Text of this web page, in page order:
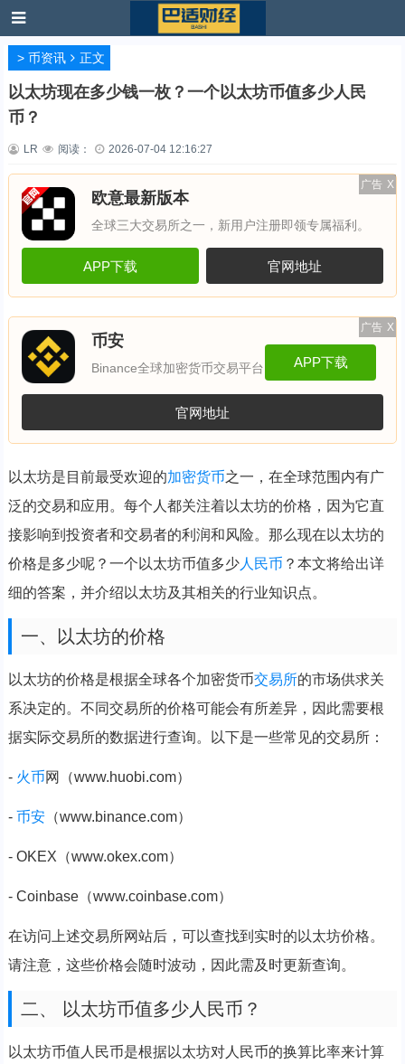
> 币资讯 正文
以太坊现在多少钱一枚？一个以太坊币值多少人民
币？
LR 阅读： 2026-07-04 12:16:27
广告 X
欧意最新版本
全球三大交易所之一，新用户注册即领专属福利。
APP下载 官网地址
广告 X
币安
Binance全球加密货币交易平台 APP下载
官网地址
以太坊是目前最受欢迎的加密货币之一，在全球范围内有广
泛的交易和应用。每个人都关注着以太坊的价格，因为它直
接影响到投资者和交易者的利润和风险。那么现在以太坊的
价格是多少呢？一个以太坊币值多少人民币 ？本文将给出详
细的答案，并介绍以太坊及其相关的行业知识点。
一、以太坊的价格
以太坊的价格是根据全球各个加密货币交易所的市场供求关
系决定的。不同交易所的价格可能会有所差异，因此需要根
据实际交易所的数据进行查询。以下是一些常见的交易所：
- 火币网（www.huobi.com）
- 币安（www.binance.com）
- OKEX（www.okex.com）
- Coinbase（www.coinbase.com）
在访问上述交易所网站后，可以查找到实时的以太坊价格。
请注意，这些价格会随时波动，因此需及时更新查询。
二、 以太坊币值多少人民币？
以太坊币值人民币是根据以太坊对人民币的换算比率来计算